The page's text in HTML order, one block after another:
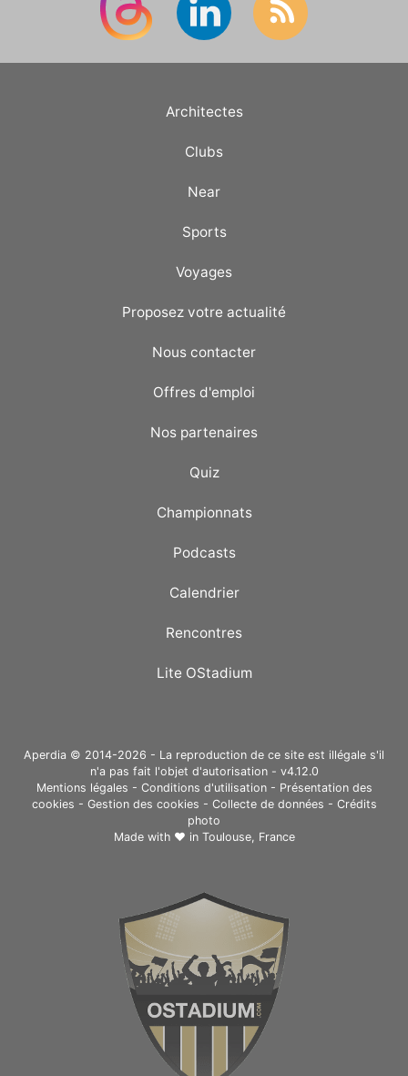
Architectes
Clubs
Near
Sports
Voyages
Proposez votre actualité
Nous contacter
Offres d'emploi
Nos partenaires
Quiz
Championnats
Podcasts
Calendrier
Rencontres
Lite OStadium
Aperdia © 2014-2026 - La reproduction de ce site est illégale s'il
n'a pas fait l'objet d'autorisation - v4.12.0
Mentions légales - Conditions d'utilisation- Présentation des
cookies - Gestion des cookies - Collecte de données - Crédits
photo
Made with ❤ in Toulouse, France